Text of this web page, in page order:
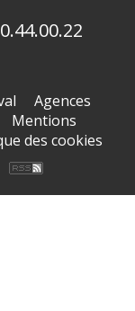
Agences
Mentions
des cookies